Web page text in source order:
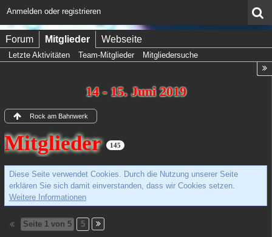
Anmelden oder registrieren
Forum Mitglieder Webseite
Letzte Aktivitäten Team-Mitglieder Mitgliedersuche
14 - 15. Juni 2019
Rock am Bahnwerk
Mitglieder 145
Diese Seite verwendet Cookies. Durch die Nutzung unserer Seite
erklären Sie sich damit einverstanden, dass wir Cookies setzen.
Weitere Informationen
Seite 1 von 5 5